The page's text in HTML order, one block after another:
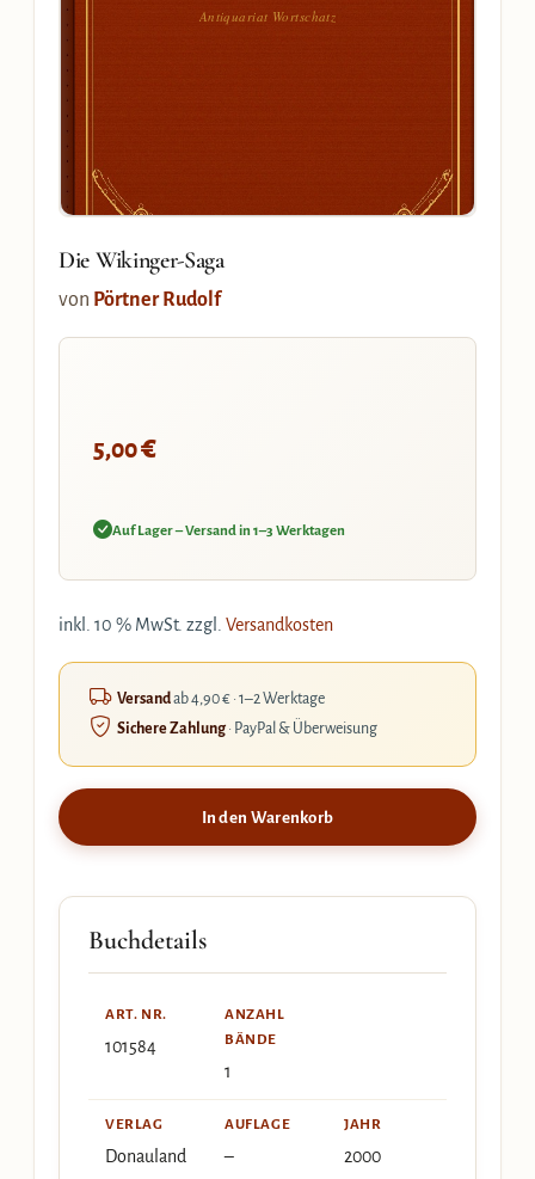
Antiquariat Wortschatz
Die Wikinger-Saga
von Pörtner Rudolf
5,00€
Auf Lager – Versand in 1–3 Werktagen
inkl. 10 % MwSt. zzgl. Versandkosten
Versandab 4,90 € · 1–2 Werktage
Sichere Zahlung· PayPal & Überweisung
In den Warenkorb
Buchdetails
ART. NR.
101584
ANZAHL
BÄNDE
1
VERLAG
Donauland
AUFLAGE
–
JAHR
2000